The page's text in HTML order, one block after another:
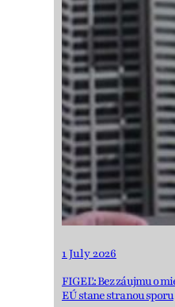
1 July 2026
FIGEĽ: Bez záujmu o
EÚ stane stranou sporu